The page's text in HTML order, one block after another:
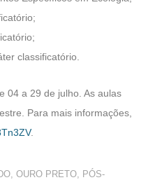
classificatório.
04 a 29 de julho. As aulas
Para mais informações,
.
, OURO PRETO, PÓS-